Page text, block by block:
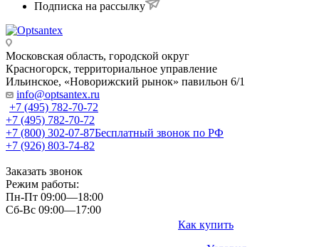
Подписка на рассылку
Московская область, городской округ
Красногорск, территориальное управление
Ильинское, «Новорижский рынок» павильон 6/1
info@optsantex.ru
+7 (495) 782-70-72
+7 (495) 782-70-72
+7 (800) 302-07-87Бесплатный звонок по РФ
+7 (926) 803-74-82
Заказать звонок
Режим работы:
Пн-Пт 09:00—18:00
Сб-Вс 09:00—17:00
Как купить